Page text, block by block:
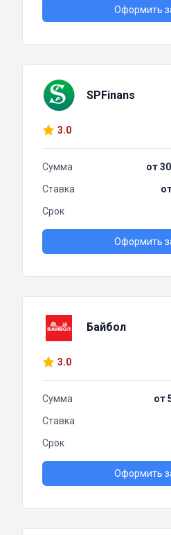
Оформить
SPFinans
3.0
Сумма
от
Ставка
Срок
Оформить
Байбол
3.0
Сумма
от
Ставка
Срок
Оформить